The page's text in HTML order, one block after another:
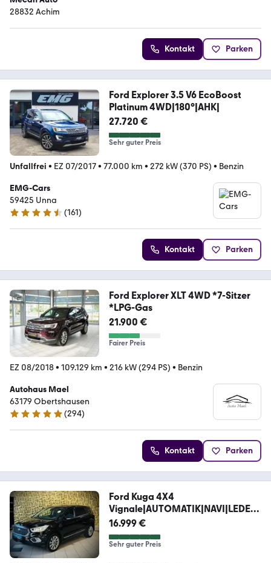
28832 Achim
Kontakt Parken
Ford Explorer 3.5 V6 EcoBoost
Platinum 4WD|180°|AHK|
27.720 €
Sehr guter Preis
Unfallfrei • EZ 07/2017• 77.000 km • 272 kW (370 PS) • Benzin
EMG-Cars
59425 Unna
4.3 Sterne
(161)
Kontakt Parken
Ford Explorer XLT 4WD *7-Sitzer
*LPG-Gas
21.900 €
Fairer Preis
EZ 08/2018• 109.129 km • 216 kW (294 PS) • Benzin
Autohaus Mael
63179 Obertshausen
4.9 Sterne
(294)
Kontakt Parken
Ford Kuga 4X4
Vignale|AUTOMATIK|NAVI|LEDER|
XENON|SONY
16.999 €
Sehr guter Preis